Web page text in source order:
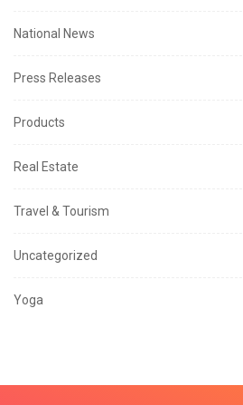
National News
Press Releases
Products
Real Estate
Travel & Tourism
Uncategorized
Yoga